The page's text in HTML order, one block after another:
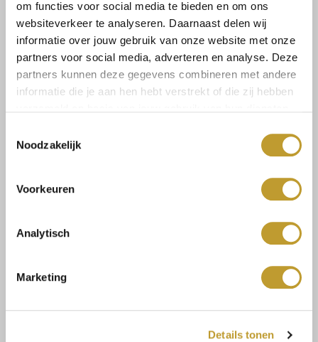
om functies voor social media te bieden en om ons
websiteverkeer te analyseren. Daarnaast delen wij
informatie over jouw gebruik van onze website met onze
partners voor social media, adverteren en analyse. Deze
partners kunnen deze gegevens combineren met andere
informatie die je aan hen hebt verstrekt of die zij hebben
Noodzakelijk
Voorkeuren
Analytisch
Marketing
Details tonen
Furry parka jacket black
€119,99
Camille puffer jacket creme
€99,99
€79,99
jacket beige